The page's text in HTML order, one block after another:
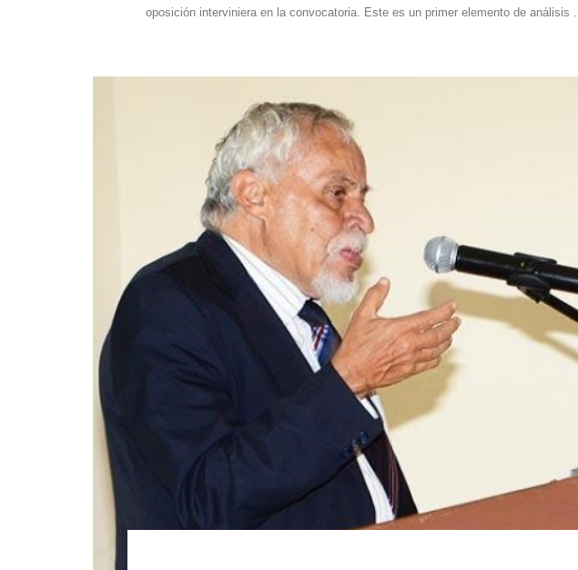
oposición interviniera en la convocatoria. Este es un primer elemento de análisis ...